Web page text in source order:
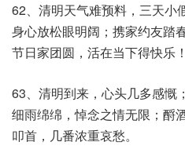
62、清明天气难预料，三天小
身心放松眼明阔；携家约友踏
节日家团圆，活在当下得快乐！
63、清明到来，心头几多感慨
细雨绵绵，悼念之情无限；酹
叩首，几番浓重哀愁。